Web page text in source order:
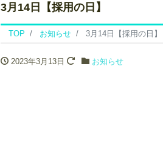
3月14日【採用の日】
TOP お知らせ 3月14日【採用の日】
2023年3月13日 お知らせ